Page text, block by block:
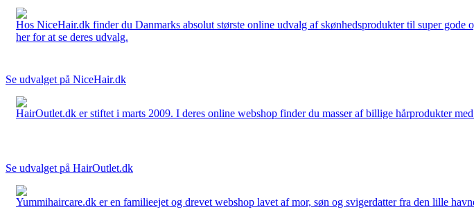
Hos NiceHair.dk finder du Danmarks absolut største online udvalg af skønhedsprodukter til super
her for at se deres udvalg.
Se udvalget på NiceHair.dk
HairOutlet.dk er stiftet i marts 2009. I deres online webshop finder du masser af billige hårprodukter
Se udvalget på HairOutlet.dk
Yummihaircare.dk er en familieejet og drevet webshop lavet af mor, søn og svigerdatter fra den lille